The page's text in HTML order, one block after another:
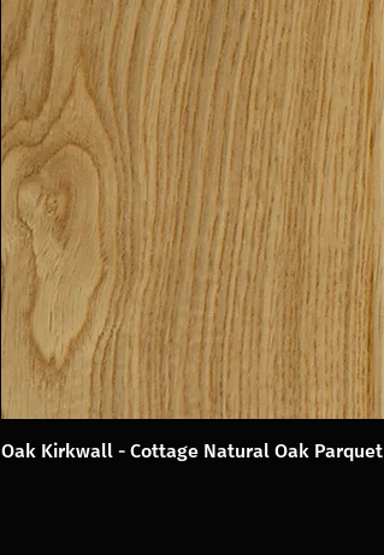
Oak Kirkwall - Cottage Natural Oak Parquet